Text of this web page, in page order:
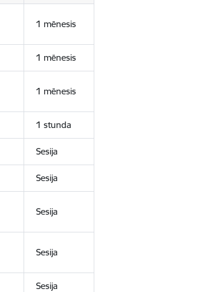
1 mēnesis
1 mēnesis
1 mēnesis
1 stunda
Sesija
Sesija
Sesija
Sesija
Sesija